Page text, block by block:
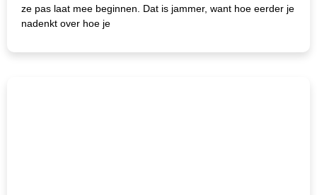
ze pas laat mee beginnen. Dat is jammer, want hoe eerder je
nadenkt over hoe je